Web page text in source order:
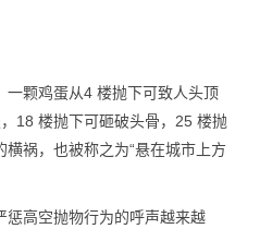
一颗鸡蛋从4 楼抛下可致人头顶
18 楼抛下可砸破头骨，25 楼抛
祸，也被称之为“悬在城市上方
惩高空抛物行为的呼声越来越